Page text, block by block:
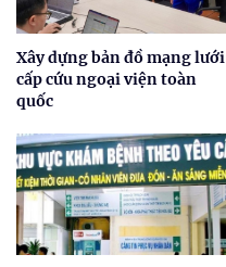
Xây dựng bản đồ mạng lưới
cấp cứu ngoại viện toàn
quốc